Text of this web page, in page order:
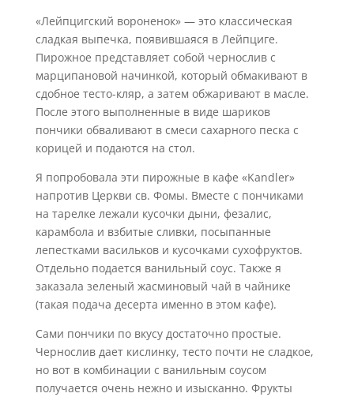
«Лейпцигский вороненок» — это классическая
сладкая выпечка, появившаяся в Лейпциге.
Пирожное представляет собой чернослив с
марципановой начинкой, который обмакивают в
сдобное тесто-кляр, а затем обжаривают в масле.
После этого выполненные в виде шариков
пончики обваливают в смеси сахарного песка с
корицей и подаются на стол.
Я попробовала эти пирожные в кафе «Kandler»
напротив Церкви св. Фомы. Вместе с пончиками
на тарелке лежали кусочки дыни, фезалис,
карамбола и взбитые сливки, посыпанные
лепестками васильков и кусочками сухофруктов.
Отдельно подается ванильный соус. Также я
заказала зеленый жасминовый чай в чайнике
(такая подача десерта именно в этом кафе).
Сами пончики по вкусу достаточно простые.
Чернослив дает кислинку, тесто почти не сладкое,
но вот в комбинации с ванильным соусом
получается очень нежно и изысканно. Фрукты